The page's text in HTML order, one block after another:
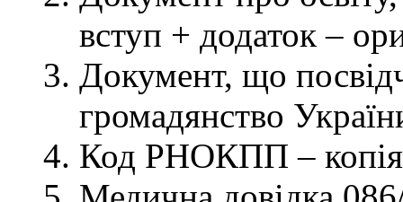
вступ + додаток –
Документ, що
громадянство
Код РНОКПП – копія